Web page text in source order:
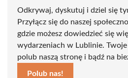
Odkrywaj, dyskutuj i dziel się
Przyłącz się do naszej
gdzie możesz dowiedzieć się
wydarzeniach w Lublinie.
polub naszą stronę i bądź na
Polub nas!